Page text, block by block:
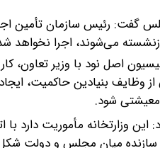
گفت: رئیس سازمان تأمین
اصل نود با وزیر تعاون، کار
وظایف بنیادین حاکمیت،
شود.
این وزارتخانه مأموریت دارد
سازنده میان مجلس و دولت